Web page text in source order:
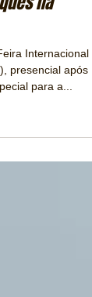
na
Internacional
para a...